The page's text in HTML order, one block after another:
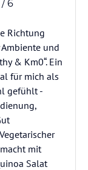
/ 6
Richtung
und
& Km0“. Ein
für mich als
gefühlt -
mit
Salat